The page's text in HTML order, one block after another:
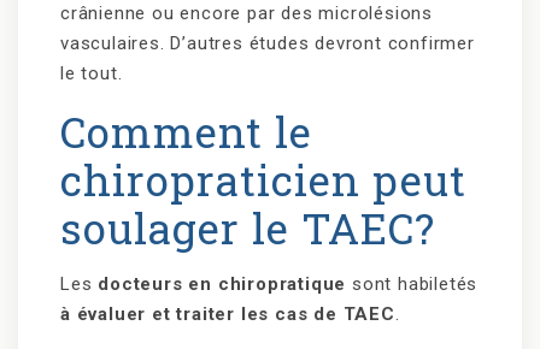
crânienne ou encore par des microlésions
vasculaires. D’autres études devront confirmer
le tout.
Comment le
chiropraticien peut
soulager le TAEC?
Les docteurs en chiropratique sont habiletés
à évaluer et traiter les cas de TAEC.